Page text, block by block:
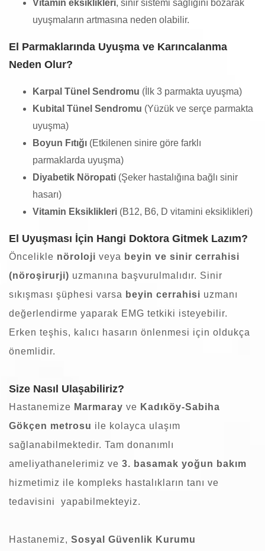
Vitamin eksiklikleri, sinir sistemi sağlığını bozarak
uyuşmaların artmasına neden olabilir.
El Parmaklarında Uyuşma ve Karıncalanma
Neden Olur?
Karpal Tünel Sendromu (İlk 3 parmakta uyuşma)
Kubital Tünel Sendromu (Yüzük ve serçe parmakta
uyuşma)
Boyun Fıtığı (Etkilenen sinire göre farklı
parmaklarda uyuşma)
Diyabetik Nöropati (Şeker hastalığına bağlı sinir
hasarı)
Vitamin Eksiklikleri (B12, B6, D vitamini eksiklikleri)
El Uyuşması İçin Hangi Doktora Gitmek Lazım?
Öncelikle nöroloji veya beyin ve sinir cerrahisi
(nöroşirurji) uzmanına başvurulmalıdır. Sinir
sıkışması şüphesi varsa beyin cerrahisi uzmanı
değerlendirme yaparak EMG tetkiki isteyebilir.
Erken teşhis, kalıcı hasarın önlenmesi için oldukça
önemlidir.
Size Nasıl Ulaşabiliriz?
Hastanemize Marmaray ve Kadıköy-Sabiha
Gökçen metrosu ile kolayca ulaşım
sağlanabilmektedir. Tam donanımlı
ameliyathanelerimiz ve 3. basamak yoğun bakım
hizmetimiz ile kompleks hastalıkların tanı ve
tedavisini yapabilmekteyiz.
Hastanemiz, Sosyal Güvenlik Kurumu